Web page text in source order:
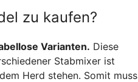
zu kaufen?
Varianten. Diese
Stabmixer ist
Herd stehen. Somit muss